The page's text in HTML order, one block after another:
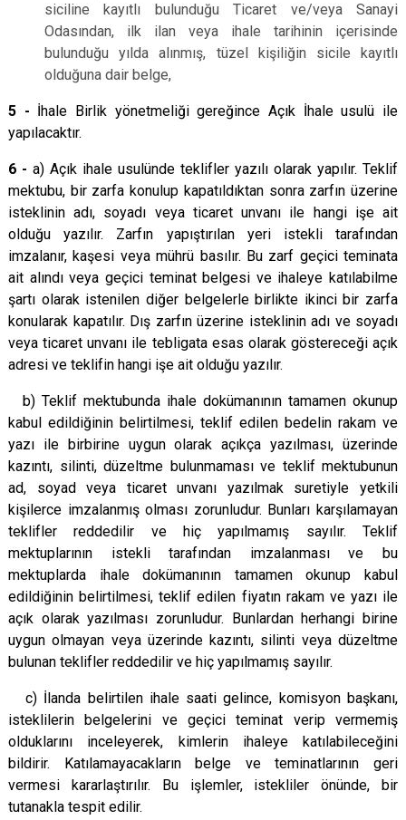
siciline kayıtlı bulunduğu Ticaret ve/veya Sanayi
Odasından, ilk ilan veya ihale tarihinin içerisinde
bulunduğu yılda alınmış, tüzel kişiliğin sicile kayıtlı
olduğuna dair belge,
5 - İhale Birlik yönetmeliği gereğince Açık İhale usulü ile
yapılacaktır.
6 - a) Açık ihale usulünde teklifler yazılı olarak yapılır. Teklif
mektubu, bir zarfa konulup kapatıldıktan sonra zarfın üzerine
isteklinin adı, soyadı veya ticaret unvanı ile hangi işe ait
olduğu yazılır. Zarfın yapıştırılan yeri istekli tarafından
imzalanır, kaşesi veya mührü basılır. Bu zarf geçici teminata
ait alındı veya geçici teminat belgesi ve ihaleye katılabilme
şartı olarak istenilen diğer belgelerle birlikte ikinci bir zarfa
konularak kapatılır. Dış zarfın üzerine isteklinin adı ve soyadı
veya ticaret unvanı ile tebligata esas olarak göstereceği açık
adresi ve teklifin hangi işe ait olduğu yazılır.
b) Teklif mektubunda ihale dokümanının tamamen okunup
kabul edildiğinin belirtilmesi, teklif edilen bedelin rakam ve
yazı ile birbirine uygun olarak açıkça yazılması, üzerinde
kazıntı, silinti, düzeltme bulunmaması ve teklif mektubunun
ad, soyad veya ticaret unvanı yazılmak suretiyle yetkili
kişilerce imzalanmış olması zorunludur. Bunları karşılamayan
teklifler reddedilir ve hiç yapılmamış sayılır. Teklif
mektuplarının istekli tarafından imzalanması ve bu
mektuplarda ihale dokümanının tamamen okunup kabul
edildiğinin belirtilmesi, teklif edilen fiyatın rakam ve yazı ile
açık olarak yazılması zorunludur. Bunlardan herhangi birine
uygun olmayan veya üzerinde kazıntı, silinti veya düzeltme
bulunan teklifler reddedilir ve hiç yapılmamış sayılır.
c) İlanda belirtilen ihale saati gelince, komisyon başkanı,
isteklilerin belgelerini ve geçici teminat verip vermemiş
olduklarını inceleyerek, kimlerin ihaleye katılabileceğini
bildirir. Katılamayacakların belge ve teminatlarının geri
vermesi kararlaştırılır. Bu işlemler, istekliler önünde, bir
tutanakla tespit edilir.